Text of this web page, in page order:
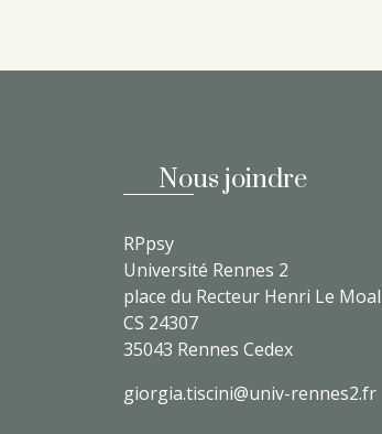
Nous joindre
RPpsy
Université Rennes 2
place du Recteur Henri Le Moal
CS 24307
35043 Rennes Cedex
giorgia.tiscini@univ-rennes2.fr